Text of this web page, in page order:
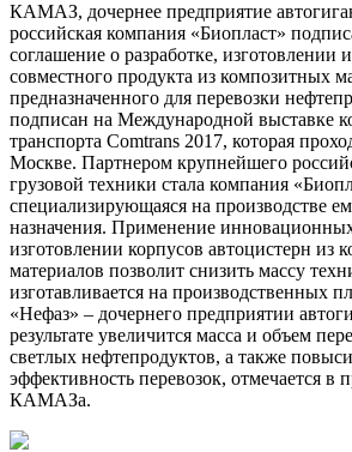
КАМАЗ, дочернее предприятие
российская компания «Биопласт»
соглашение о разработке, изготовлении
совместного продукта из композитных
предназначенного для перевозки
подписан на Международной выставке
транспорта Comtrans 2017, которая
Москве. Партнером крупнейшего
грузовой техники стала компания
специализирующаяся на производстве
назначения. Применение
изготовлении корпусов автоцистерн из
материалов позволит снизить массу
изготавливается на производственных
«Нефаз» – дочернего предприятии
результате увеличится масса и объем
светлых нефтепродуктов, а также
эффективность перевозок, отмечается в
КАМАЗа.